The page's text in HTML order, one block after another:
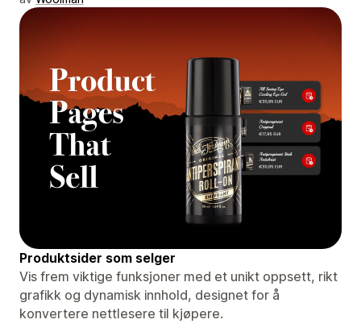
Produktsider som selger
Vis frem viktige funksjoner med et unikt oppsett, rikt
grafikk og dynamisk innhold, designet for å
konvertere nettlesere til kjøpere.